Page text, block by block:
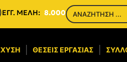
ΕΓΓ. ΜΕΛΗ: 8.000
ΘΈΣΕΙΣ ΕΡΓΑΣΊΑΣ